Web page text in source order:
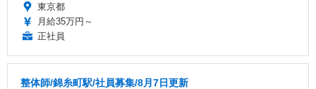
東京都
月給35万円～
正社員
整体師/錦糸町駅/社員募集/8月7日更新